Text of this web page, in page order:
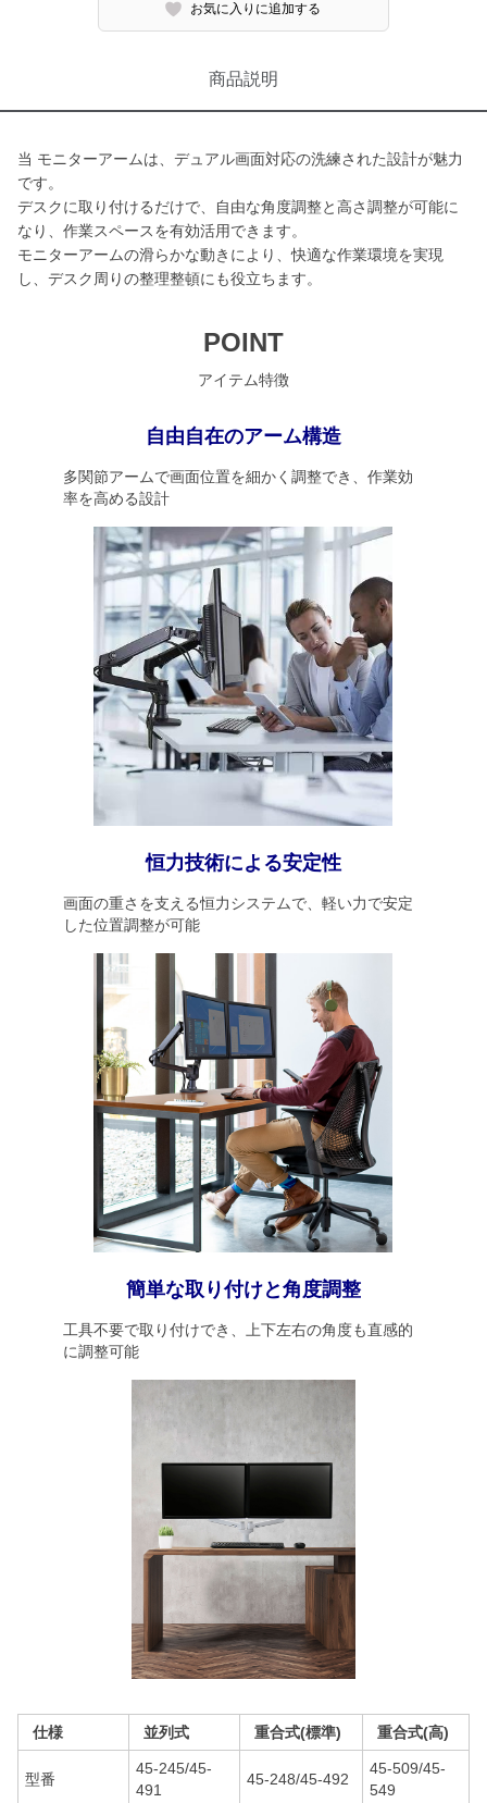
お気に入りに追加する
商品説明
当 モニターアームは、デュアル画面対応の洗練された設計が魅力
です。
デスクに取り付けるだけで、自由な角度調整と高さ調整が可能に
なり、作業スペースを有効活用できます。
モニターアームの滑らかな動きにより、快適な作業環境を実現
し、デスク周りの整理整頓にも役立ちます。
POINT
アイテム特徴
自由自在のアーム構造
多関節アームで画面位置を細かく調整でき、作業効
率を高める設計
恒力技術による安定性
画面の重さを支える恒力システムで、軽い力で安定
した位置調整が可能
簡単な取り付けと角度調整
工具不要で取り付けでき、上下左右の角度も直感的
に調整可能
仕様 並列式 重合式(標準) 重合式(高)
型番
45-245/45-
491
45-248/45-492
45-509/45-
549